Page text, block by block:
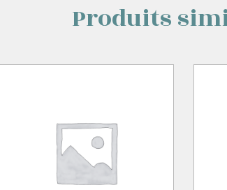
Produits